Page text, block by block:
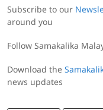
Subscribe to our
around you
Follow Samakalika
Download the
news updates